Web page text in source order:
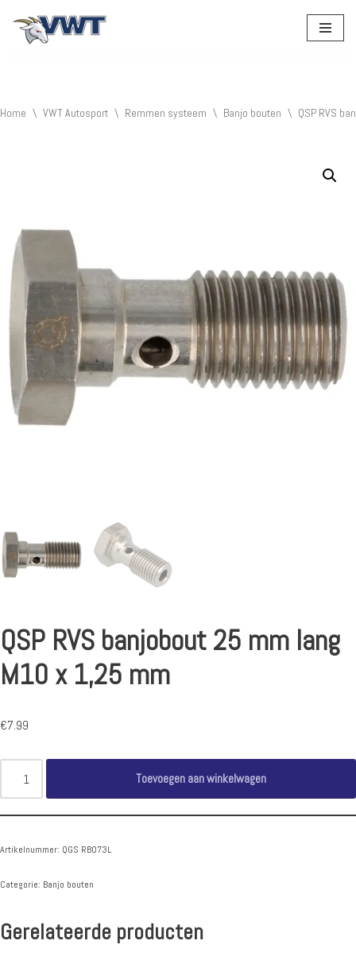
Home \ VWT Autosport \ Remmen systeem \ Banjo bouten \ QSP RVS
QSP RVS banjobout 25 mm lang
M10 x 1,25 mm
€7.99
Toevoegen aan winkelwagen
Artikelnummer: QGS RB073L
Categorie: Banjo bouten
Gerelateerde producten